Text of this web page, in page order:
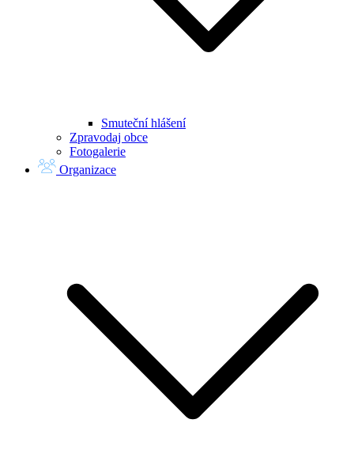
Smuteční hlášení
Zpravodaj obce
Fotogalerie
Organizace